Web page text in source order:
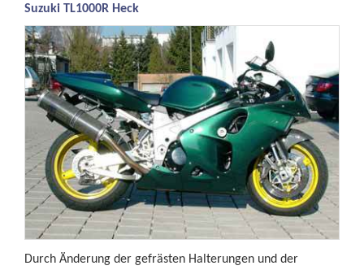
Suzuki TL1000R Heck
Durch Änderung der gefrästen Halterungen und der